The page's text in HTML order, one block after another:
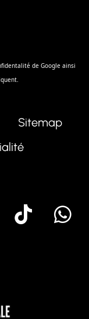
de Google ainsi
Sitemap
Youtube
Tik